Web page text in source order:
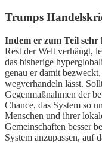
Trumps
Indem er zum Teil sehr
Rest der Welt verhängt,
das bisherige
genau er damit
wegverhandeln lässt.
Gegenmaßnahmen der
Chance, das System so
Menschen und ihrer
Gemeinschaften besser
System anzupassen, auf